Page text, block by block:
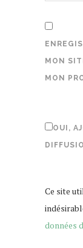
MON
MON
OUI,
Ce site
données